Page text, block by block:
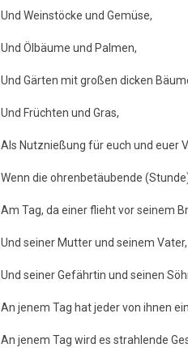
Und Weinstöcke und Gemüse,
Und Ölbäume und Palmen,
Und Gärten mit großen dicken
Und Früchten und Gras,
Als Nutznießung für euch und euer
Wenn die ohrenbetäubende
Am Tag, da einer flieht vor seinem
Und seiner Mutter und seinem Vater,
Und seiner Gefährtin und seinen
An jenem Tag hat jeder von ihnen
An jenem Tag wird es strahlende